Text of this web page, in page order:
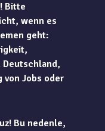
Bitte
wenn es
geht:
von Jobs oder
Bu nedenle,